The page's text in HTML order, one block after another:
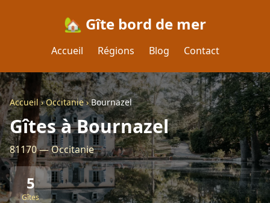
🏡 Gîte bord de mer
Accueil Régions Blog Contact
Accueil›Occitanie›Bournazel
Gîtes à Bournazel
81170 — Occitanie
5
Gîtes